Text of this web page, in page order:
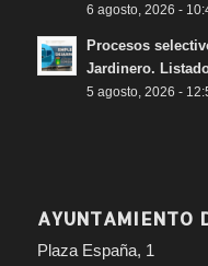
6 agosto, 2026 -
Procesos
Jardinero.
5 agosto, 2026 -
AYUNTAMIENTO
Plaza España, 1